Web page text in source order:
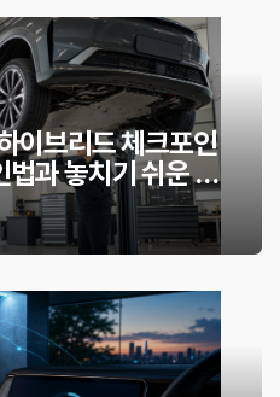
이브리드 체크포인
과 놓치기 쉬운 위